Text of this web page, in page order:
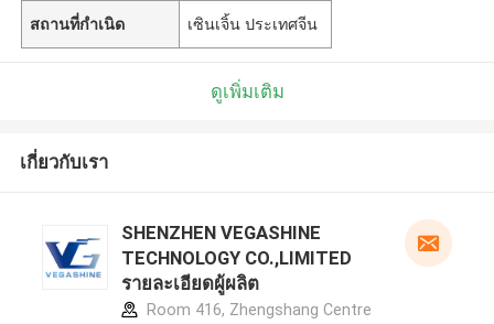
สถานที่กำเนิด เซินเจิ้น ประเทศจีน
ดูเพิ่มเติม
เกี่ยวกับเรา
SHENZHEN VEGASHINE
TECHNOLOGY CO.,LIMITED
รายละเอียดผู้ผลิต
Room 416, Zhengshang Centre